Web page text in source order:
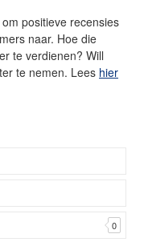
positieve recensies
naar. Hoe die
te verdienen? Will
te nemen. Lees hier
0